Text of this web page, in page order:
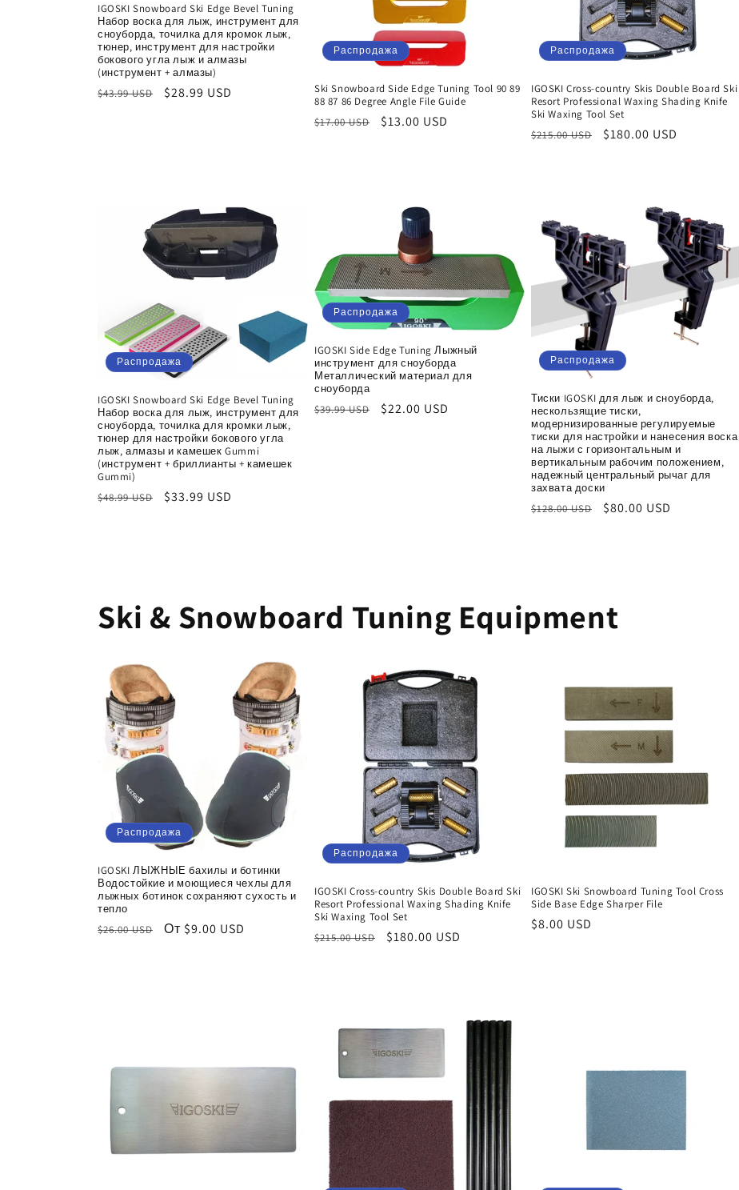
IGOSKI Snowboard Ski Edge Bevel Tuning
Набор воска для лыж, инструмент для
сноуборда, точилка для кромок лыж,
тюнер, инструмент для настройки
бокового угла лыж и алмазы
(инструмент + алмазы)
Обычная
$43.99 USD
Цена
$28.99 USD
Распродажа
Ski Snowboard Side Edge Tuning Tool 90 89
88 87 86 Degree Angle File Guide
Обычная
$17.00 USD
Цена
$13.00 USD
Распродажа
IGOSKI Cross-country Skis Double Board Ski
Resort Professional Waxing Shading Knife
Ski Waxing Tool Set
Обычная
$215.00 USD
Цена
$180.00 USD
Распродажа
IGOSKI Snowboard Ski Edge Bevel Tuning
Набор воска для лыж, инструмент для
сноуборда, точилка для кромки лыж,
тюнер для настройки бокового угла
лыж, алмазы и камешек Gummi
(инструмент + бриллианты + камешек
Gummi)
Обычная
$48.99 USD
Цена
$33.99 USD
Распродажа
IGOSKI Side Edge Tuning Лыжный
инструмент для сноуборда
Металлический материал для
сноуборда
Обычная
$39.99 USD
Цена
$22.00 USD
Распродажа
Тиски IGOSKI для лыж и сноуборда,
нескользящие тиски,
модернизированные регулируемые
тиски для настройки и нанесения воска
на лыжи с горизонтальным и
вертикальным рабочим положением,
надежный центральный рычаг для
захвата доски
Обычная
$128.00 USD
Цена
$80.00 USD
Ski & Snowboard Tuning Equipment
Распродажа
IGOSKI ЛЫЖНЫЕ бахилы и ботинки
Водостойкие и моющиеся чехлы для
лыжных ботинок сохраняют сухость и
тепло
Обычная
$26.00 USD
Цена
От $9.00 USD
Распродажа
IGOSKI Cross-country Skis Double Board Ski
Resort Professional Waxing Shading Knife
Ski Waxing Tool Set
Обычная
$215.00 USD
Цена
$180.00 USD
IGOSKI Ski Snowboard Tuning Tool Cross
Side Base Edge Sharper File
Обычная
$8.00 USD